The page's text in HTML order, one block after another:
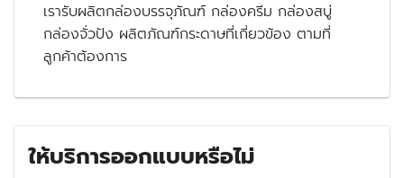
เรารับผลิตกล่องบรรจุภัณฑ์ กล่องครีม กล่องสบู่
กล่องจั่วปัง ผลิตภัณฑ์กระดาษที่เกี่ยวข้อง ตามที่
ลูกค้าต้องการ
ให้บริการออกแบบหรือไม่